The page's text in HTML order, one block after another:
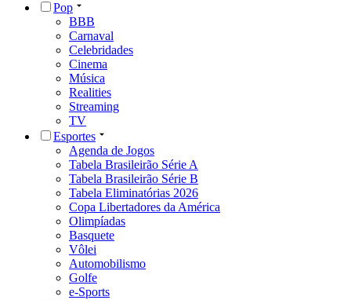
Pop
BBB
Carnaval
Celebridades
Cinema
Música
Realities
Streaming
TV
Esportes
Agenda de Jogos
Tabela Brasileirão Série A
Tabela Brasileirão Série B
Tabela Eliminatórias 2026
Copa Libertadores da América
Olimpíadas
Basquete
Vôlei
Automobilismo
Golfe
e-Sports